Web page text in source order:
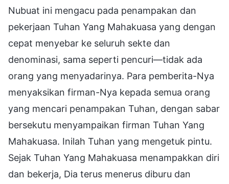
Nubuat ini mengacu pada penampakan dan
pekerjaan Tuhan Yang Mahakuasa yang dengan
cepat menyebar ke seluruh sekte dan
denominasi, sama seperti pencuri—tidak ada
orang yang menyadarinya. Para pemberita-Nya
menyaksikan firman-Nya kepada semua orang
yang mencari penampakan Tuhan, dengan sabar
bersekutu menyampaikan firman Tuhan Yang
Mahakuasa. Inilah Tuhan yang mengetuk pintu.
Sejak Tuhan Yang Mahakuasa menampakkan diri
dan bekerja, Dia terus menerus diburu dan